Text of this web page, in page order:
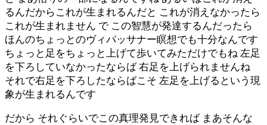
るんだからこれが生まれるんだと これが消えなかったら
これが生まれません で この智慧が発達するんだったら
ほんのちょっとのヴィパッサナー瞑想でも十分なんです
ちょっと足をちょっと上げて歩いてみただけでもね 左足
を下ろしていなかったならば 右足を上げられませんね
それで右足を下ろしたならばこそ 左足を上げるという現
象が生まれるんです
だから それぐらいでこの真理発見できれば まあそんな